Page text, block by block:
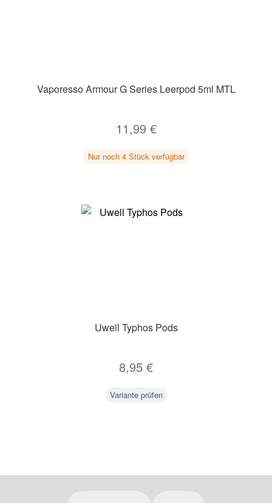
Vaporesso Armour G Series Leerpod 5ml MTL
11,99 €
Nur noch 4 Stück verfügbar
Uwell Typhos Pods
8,95 €
Variante prüfen